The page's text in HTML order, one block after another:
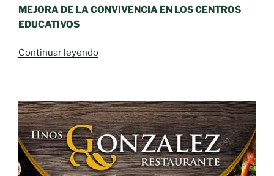
MEJORA DE LA CONVIVENCIA EN LOS CENTROS
EDUCATIVOS
Continuar leyendo«DÍA
VIOLENCIA
Y
EL
ACOSO
ESCOLAR»